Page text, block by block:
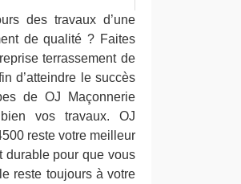
des travaux d’une
de qualité ? Faites
terrassement de
d’atteindre le succès
de OJ Maçonnerie
vos travaux. OJ
reste votre meilleur
durable pour que vous
reste toujours à votre